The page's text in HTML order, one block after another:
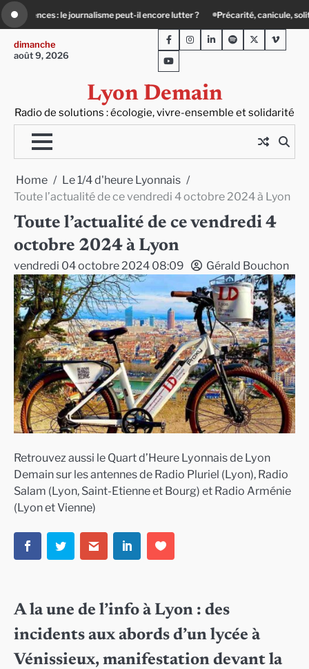
Skip
to
content
Précarité, canicule, solitude : quand le lien social devient essentiel Le Teil
dimanche
août 9, 2026
Lyon Demain
Radio de solutions : écologie, vivre-ensemble et solidarité
FacebookInstagram
LinkedInSpotifyTwitterViméo
Youtube
Home
Le 1/4 d'heure Lyonnais
Toute l’actualité de ce vendredi 4 octobre 2024 à Lyon
Toute l’actualité de ce vendredi 4
octobre 2024 à Lyon
vendredi 04 octobre 2024 08:09 Gérald Bouchon
Retrouvez aussi le Quart d’Heure Lyonnais de Lyon
Demain sur les antennes de Radio Pluriel (Lyon), Radio
Salam (Lyon, Saint-Etienne et Bourg) et Radio Arménie
(Lyon et Vienne)
A la une de l’info à Lyon : des
incidents aux abords d’un lycée à
Vénissieux, manifestation devant la